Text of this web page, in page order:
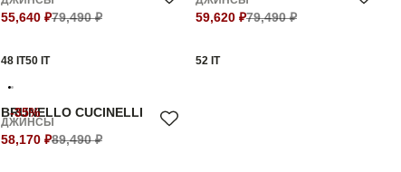
55,640 ₽79,490 ₽
48 IT50 IT
59,620 ₽79,490 ₽
52 IT
-35%
BRUNELLO CUCINELLI
ДЖИНСЫ
58,170 ₽89,490 ₽